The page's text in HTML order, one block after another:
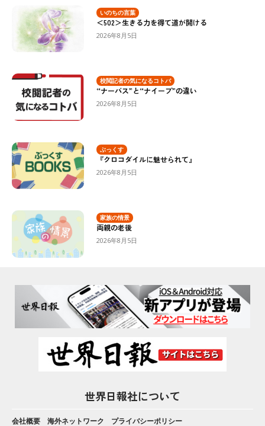
いのちの言葉
＜502＞生きる力を得て道が開ける
2026年8月5日
校閲記者の気になるコトバ
“ナーバス”と“ナイーブ”の違い
2026年8月5日
ぶっくす
『クロコダイルに魅せられて』
2026年8月5日
家族の情景
両親の老後
2026年8月5日
世界日報社について
会社概要 海外ネットワーク
プライバシーポリシー